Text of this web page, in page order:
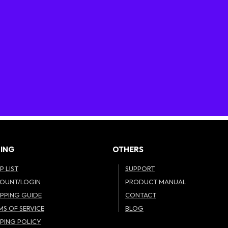
LIST
LOGIN
GUIDE
OF SERVICE
POLICY
OTHERS
SUPPORT
PRODUCT MANUAL
CONTACT
BLOG